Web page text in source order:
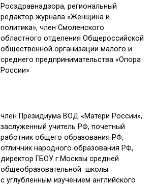
Росздравнадзора, региональный
редактор журнала «Женщина и
политика», член Смоленского
областного отделения Общероссийской
общественной организации малого и
среднего предпринимательства «Опора
России»
член Президиума ВОД «Матери России»,
заслуженный учитель РФ, почетный
работник общего образования РФ,
отличник народного образования РФ,
директор ГБОУ г.Москвы средней
общеобразовательной школы
с углубленным изучением английского